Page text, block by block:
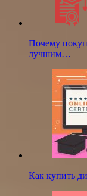
Почему
лучшим…
Как купить